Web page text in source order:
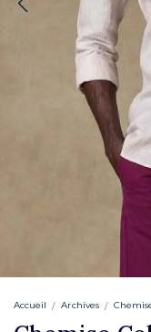
Accueil Archives